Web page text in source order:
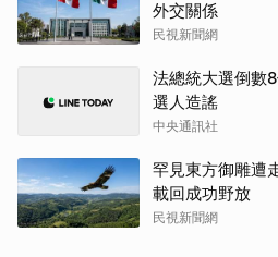
外交關係
民視新聞網
法總統大選倒
選人造謠
中央通訊社
罕見東方御雕遭
載回成功野放
民視新聞網